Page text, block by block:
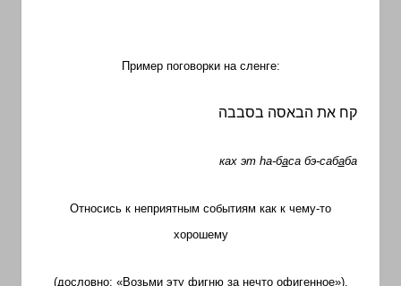
Пример поговорки на сленге:
קח את הבאסה בסבבה
ках эт hа-баса бэ-сабаба
Относись к неприятным событиям как к чему-то
хорошему
(дословно: «Возьми эту фигню за нечто офигенное»).